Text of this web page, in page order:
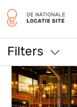
Filters>